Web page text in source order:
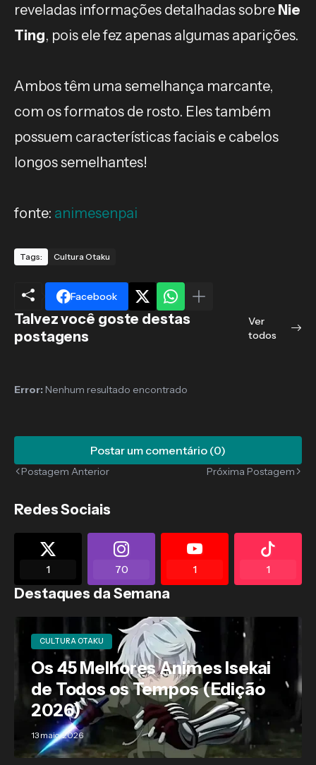
reveladas informações detalhadas sobre Nie
Ting, pois ele fez apenas algumas aparições.
Ambos têm uma semelhança marcante,
com os formatos de rosto. Eles também
possuem características faciais e cabelos
longos semelhantes!
fonte: animesenpai
Tags: Cultura Otaku
Facebook
Talvez você goste destas
postagens
Ver
todos
Error: Nenhum resultado encontrado
Postar um comentário (0)
Postagem Anterior Próxima Postagem
Redes Sociais
1 70 1 1
Destaques da Semana
CULTURA OTAKU
Os 45 Melhores Animes Isekai
de Todos os Tempos (Edição
2026)
13 maio, 2026